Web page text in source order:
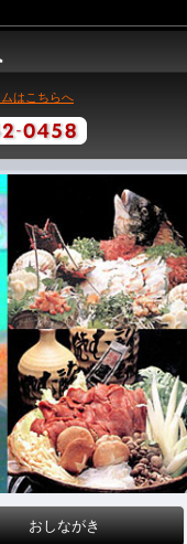
はこちらへ
おしながき